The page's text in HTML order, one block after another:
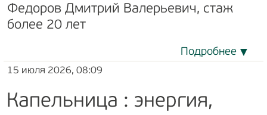
Федоров Дмитрий Валерьевич, стаж
более 20 лет
Подробнее
15 июля 2026, 08:09
Капельница : энергия,